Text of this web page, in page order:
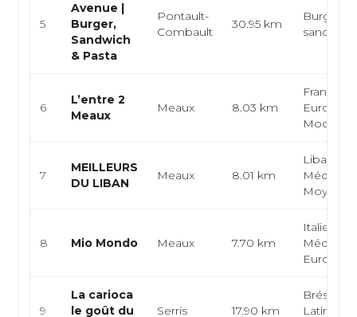
5
Avenue |
Burger,
Sandwich
& Pasta
Pontault-
Combault
30.95 km
Burger,
6
L’entre 2
Meaux
Meaux 8.03 km
Française,
Moderne
7
MEILLEURS
DU LIBAN
Meaux 8.01 km
Moyen-
8 Mio Mondo Meaux 7.70 km
Italienne,
9
La carioca
le goût du
Serris 17.90 km
Latino-